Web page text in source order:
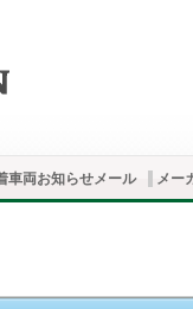
車両お知らせメール メー